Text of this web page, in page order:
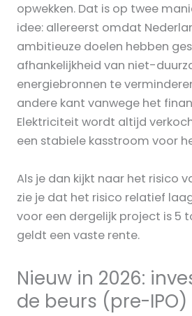
opwekken. Dat is op twee
idee: allereerst omdat
ambitieuze doelen hebben
afhankelijkheid van niet-
energiebronnen te
andere kant vanwege het
Elektriciteit wordt altijd
een stabiele kasstroom voor
Als je dan kijkt naar het risico
zie je dat het risico relatief
voor een dergelijk project is 5
geldt een vaste rente.
Nieuw in 2026:
de beurs (pre-IPO)